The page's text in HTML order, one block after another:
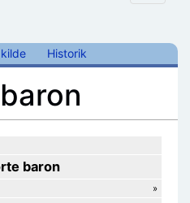
Historik
baron
»